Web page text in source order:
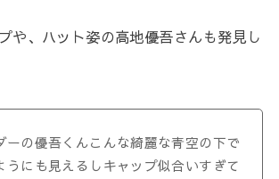
や、ハット姿の高地優吾さんも発見し
ーの優吾くんこんな綺麗な青空の下で
うにも見えるしキャップ似合いすぎて